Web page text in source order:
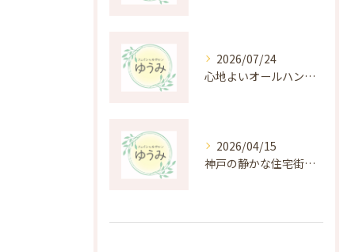
2026/07/24
心地よいオールハンド施術の癒しと効果を深掘り
2026/04/15
神戸の静かな住宅街にある癒しのプライベートエステ体験